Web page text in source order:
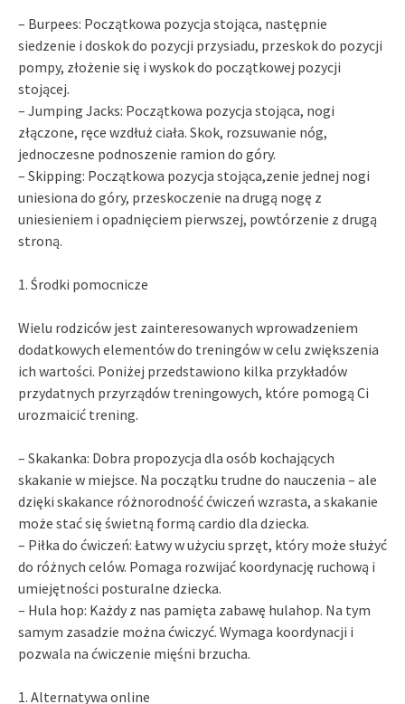
– Burpees: Początkowa pozycja stojąca, następnie
siedzenie i doskok do pozycji przysiadu, przeskok do pozycji
pompy, złożenie się i wyskok do początkowej pozycji
stojącej.
– Jumping Jacks: Początkowa pozycja stojąca, nogi
złączone, ręce wzdłuż ciała. Skok, rozsuwanie nóg,
jednoczesne podnoszenie ramion do góry.
– Skipping: Początkowa pozycja stojąca,zenie jednej nogi
uniesiona do góry, przeskoczenie na drugą nogę z
uniesieniem i opadnięciem pierwszej, powtórzenie z drugą
stroną.
1. Środki pomocnicze
Wielu rodziców jest zainteresowanych wprowadzeniem
dodatkowych elementów do treningów w celu zwiększenia
ich wartości. Poniżej przedstawiono kilka przykładów
przydatnych przyrządów treningowych, które pomogą Ci
urozmaicić trening.
– Skakanka: Dobra propozycja dla osób kochających
skakanie w miejsce. Na początku trudne do nauczenia – ale
dzięki skakance różnorodność ćwiczeń wzrasta, a skakanie
może stać się świetną formą cardio dla dziecka.
– Piłka do ćwiczeń: Łatwy w użyciu sprzęt, który może służyć
do różnych celów. Pomaga rozwijać koordynację ruchową i
umiejętności posturalne dziecka.
– Hula hop: Każdy z nas pamięta zabawę hulahop. Na tym
samym zasadzie można ćwiczyć. Wymaga koordynacji i
pozwala na ćwiczenie mięśni brzucha.
1. Alternatywa online